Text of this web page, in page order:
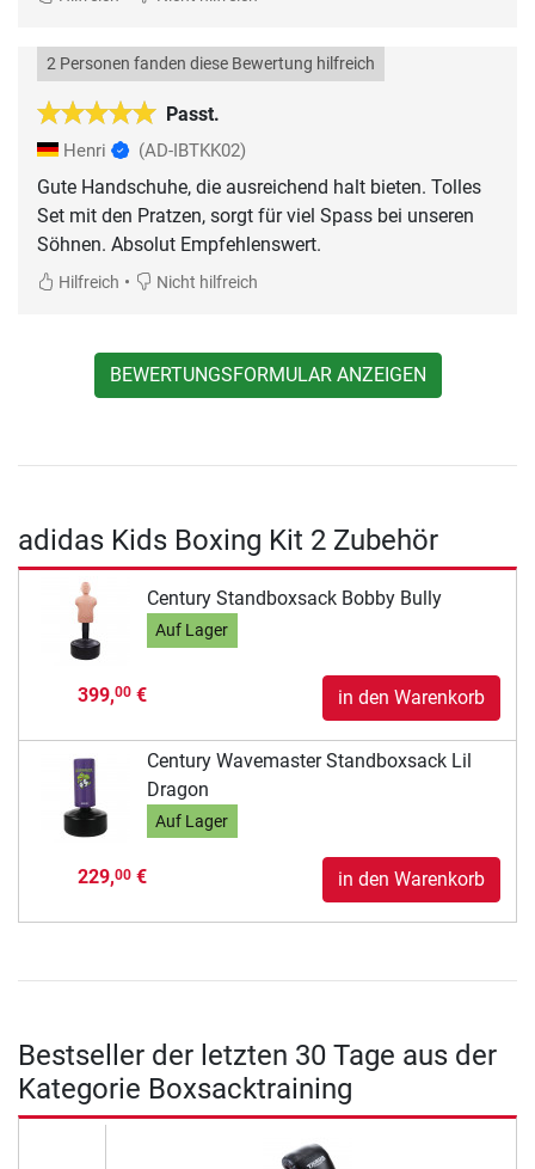
Passt.
2 Personen fanden diese Bewertung hilfreich
Henri (AD-IBTKK02)
Gute Handschuhe, die ausreichend halt bieten. Tolles
Set mit den Pratzen, sorgt für viel Spass bei unseren
Söhnen. Absolut Empfehlenswert.
Hilfreich • Nicht hilfreich
BEWERTUNGSFORMULAR ANZEIGEN
adidas Kids Boxing Kit 2 Zubehör
Century Standboxsack Bobby Bully
Auf Lager
399,00€ in den Warenkorb
Century Wavemaster Standboxsack Lil
Dragon
Auf Lager
229,00€ in den Warenkorb
Bestseller der letzten 30 Tage aus der
Kategorie Boxsacktraining